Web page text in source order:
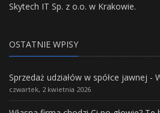
Skytech IT Sp. z o.o. w Krakowie.
OSTATNIE WPISY
czwartek, 2 kwietnia 2026